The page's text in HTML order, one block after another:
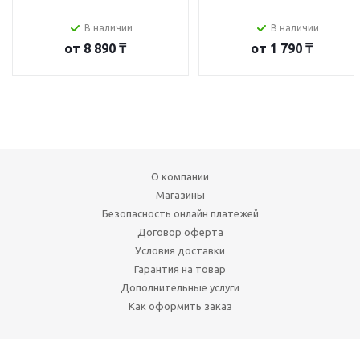
В наличии
от 8 890 ₸
В наличии
от 1 790 ₸
О компании
Магазины
Безопасность онлайн платежей
Договор оферта
Условия доставки
Гарантия на товар
Дополнительные услуги
Как оформить заказ